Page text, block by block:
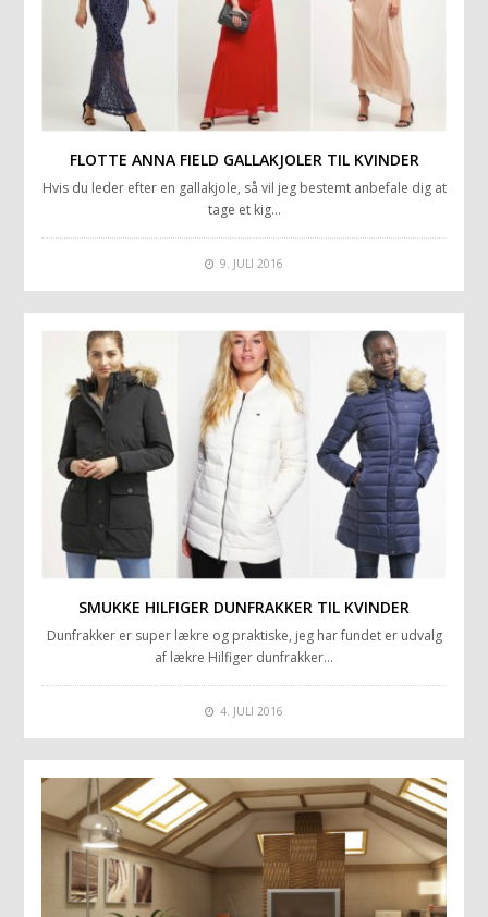
FLOTTE ANNA FIELD GALLAKJOLER TIL KVINDER
Hvis du leder efter en gallakjole, så vil jeg bestemt anbefale dig at
tage et kig…
9. JULI 2016
SMUKKE HILFIGER DUNFRAKKER TIL KVINDER
Dunfrakker er super lækre og praktiske, jeg har fundet er udvalg
af lækre Hilfiger dunfrakker…
4. JULI 2016